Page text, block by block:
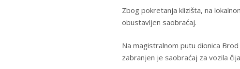
Zbog pokretanja klizišta, na
obustavljen saobraćaj.
Na magistralnom putu dionica
zabranjen je saobraćaj za vozila